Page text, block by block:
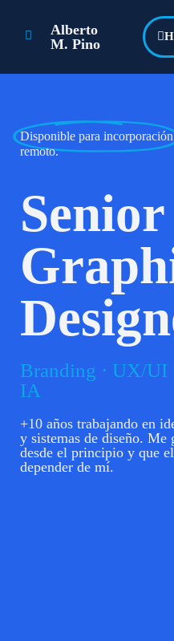
Alberto
M. Pino
Disponible para incorporación
remoto.
Senior
Branding · UX/UI
IA
+10 años trabajando en
y sistemas de diseño. Me
desde el principio y que
depender de mí.